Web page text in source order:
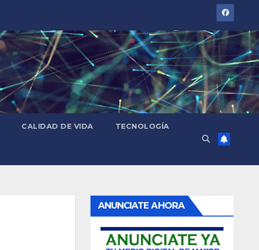
CALIDAD DE VIDA TECNOLOGÍA
ANUNCIATE AHORA